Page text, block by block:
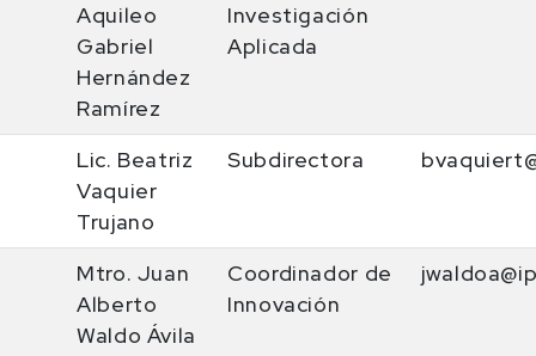
Aquileo
Gabriel
Hernández
Ramírez
Investigación
Aplicada
Lic. Beatriz
Vaquier
Trujano
Subdirectora
Mtro. Juan
Alberto
Waldo Ávila
Coordinador de
Innovación